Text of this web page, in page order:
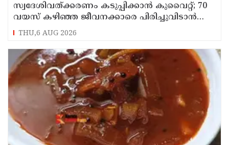
സ്വദേശിവത്ക്കരണം കടുപ്പിക്കാന്‍ കുവൈറ്റ്; 70
വയസ് കഴിഞ്ഞ ജീവനക്കാരെ പിരിച്ചുവിടാന്‍
തീരുമാനം
THU,6 AUG 2026